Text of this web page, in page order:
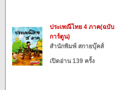
ประเพณีไทย 4 ภาค(ฉบับ
การ์ตูน)
สำนักพิมพ์ สกายบุ๊คส์
เปิดอ่าน 139 ครั้ง